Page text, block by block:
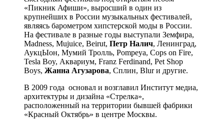
«Пикник Афиши», выросший в один из
крупнейших в России музыкальных фестивалей,
являясь барометром хипстерской моды в России.
На фестивале в разные годы выступали Земфира,
Madness, Mujuice, Beirut, Петр Налич, Ленинград,
АукцЫон, Мумий Тролль, Pompeya, Cops on Fire,
Tesla Boy, Аквариум, Franz Ferdinand, Pet Shop
Boys, Жанна Агузарова, Сплин, Blur и другие.
В 2009 года основал и возглавил Институт медиа,
архитектуры и дизайна «Стрелка»,
расположенный на территории бывшей фабрики
«Красный Октябрь» в центре Москвы.